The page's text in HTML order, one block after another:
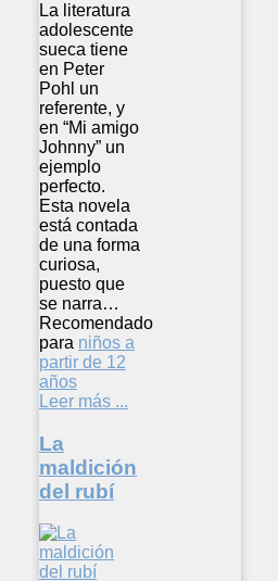
La literatura
adolescente
sueca tiene
en Peter
Pohl un
referente, y
en “Mi amigo
Johnny” un
ejemplo
perfecto.
Esta novela
está contada
de una forma
curiosa,
puesto que
se narra…
Recomendado
para niños a
partir de 12
años
Leer más ...
La
maldición
del rubí